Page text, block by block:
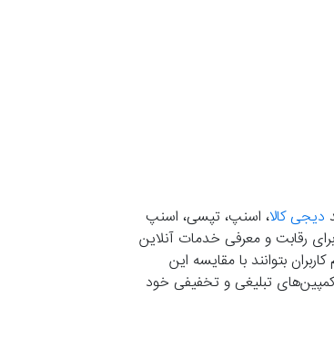
دیجی کالا، اسنپ، تپسی، اسنپ
رقابت و معرفی خدمات آنلاین
بتوانند با مقایسه این
کمپین‌های تبلیغی و تخفیفی خود